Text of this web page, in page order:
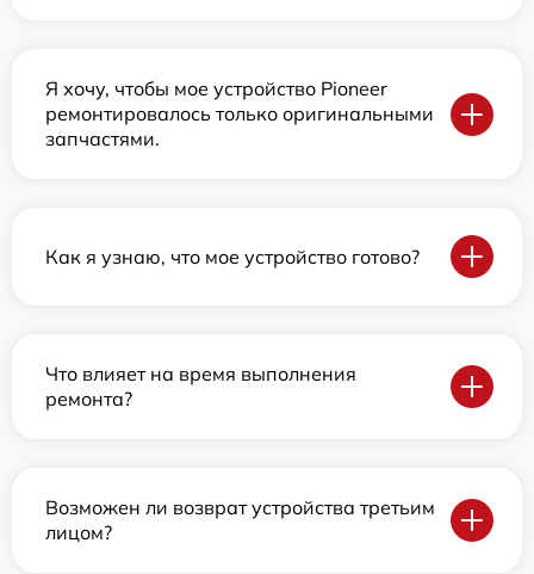
Я хочу, чтобы мое устройство Pioneer
ремонтировалось только оригинальными
запчастями.
Как я узнаю, что мое устройство готово?
Что влияет на время выполнения
ремонта?
Возможен ли возврат устройства третьим
лицом?